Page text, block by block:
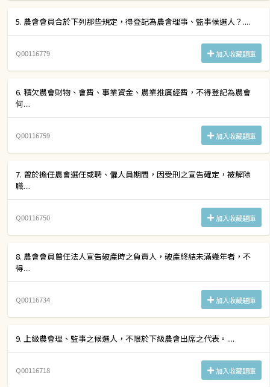
5. 農會會員合於下列那些規定，得登記為農會理事、監事候選人？....
Q00116779 加入收藏題庫
6. 積欠農會財物、會費、事業資金、農業推廣經費，不得登記為農會
何....
Q00116759 加入收藏題庫
7. 曾於擔任農會選任或聘、僱人員期間，因受刑之宣告確定，被解除
職....
Q00116750 加入收藏題庫
8. 農會會員曾任法人宣告破產時之負責人，破產終結未滿幾年者，不
得....
Q00116734 加入收藏題庫
9. 上級農會理、監事之候選人，不限於下級農會出席之代表。....
Q00116718 加入收藏題庫